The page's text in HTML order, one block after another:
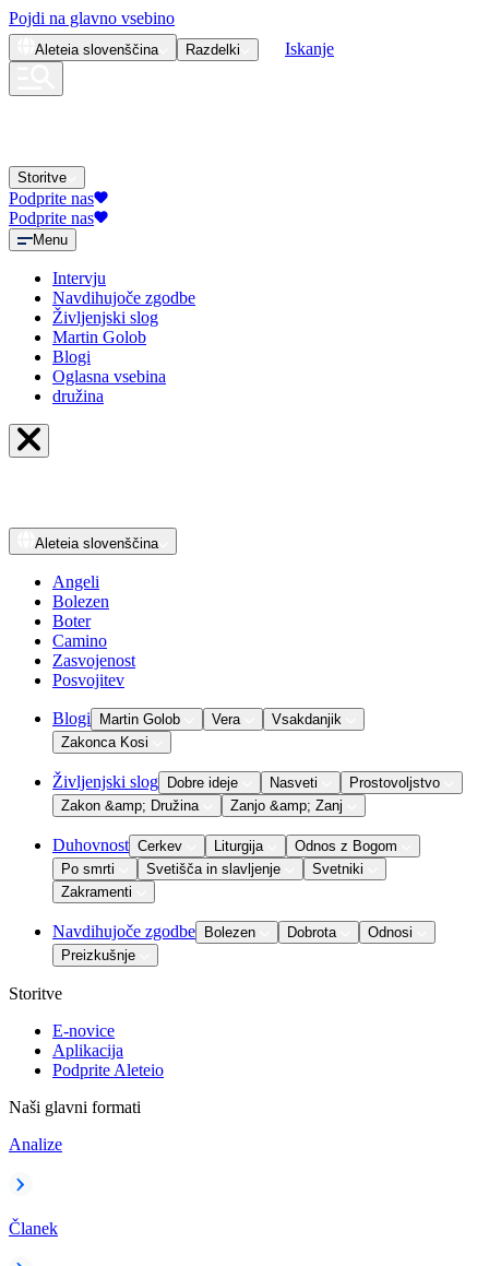
Pojdi na glavno vsebino
Aleteia slovenščina Razdelki Iskanje
Storitve
Podprite nas
Podprite nas
Menu
Intervju
Navdihujoče zgodbe
Življenjski slog
Martin Golob
Blogi
Oglasna vsebina
družina
Aleteia slovenščina
Angeli
Bolezen
Boter
Camino
Zasvojenost
Posvojitev
Blogi Martin Golob Vera
Vsakdanjik
Zakonca Kosi
Življenjski slog Dobre ideje Nasveti
Prostovoljstvo
Zakon &amp; Družina
Zanjo &amp; Zanj
Duhovnost Cerkev Liturgija
Odnos z Bogom
Po smrti
Svetišča in slavljenje
Svetniki
Zakramenti
Navdihujoče zgodbe Bolezen Dobrota
Odnosi
Preizkušnje
Storitve
E-novice
Aplikacija
Podprite Aleteio
Naši glavni formati
Analize
Članek